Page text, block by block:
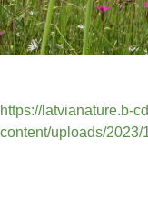
https://latvianature.b-
content/uploads/